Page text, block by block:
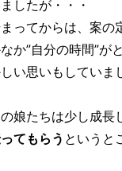
したが・・・
ってからは、案の
か”自分の時間”が
い思いもしていま
娘たちは少し成長
てもらう というと